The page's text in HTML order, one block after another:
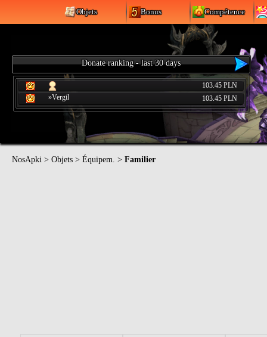
Objets Bonus Compétence
Donate ranking - last 30 days
103.45 PLN
»Vergil
103.45 PLN
NosApki > Objets > Équipem. > Familier